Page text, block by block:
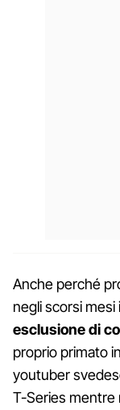
Anche perché
negli scorsi
esclusione di
proprio primato
youtuber
T-Series mentre